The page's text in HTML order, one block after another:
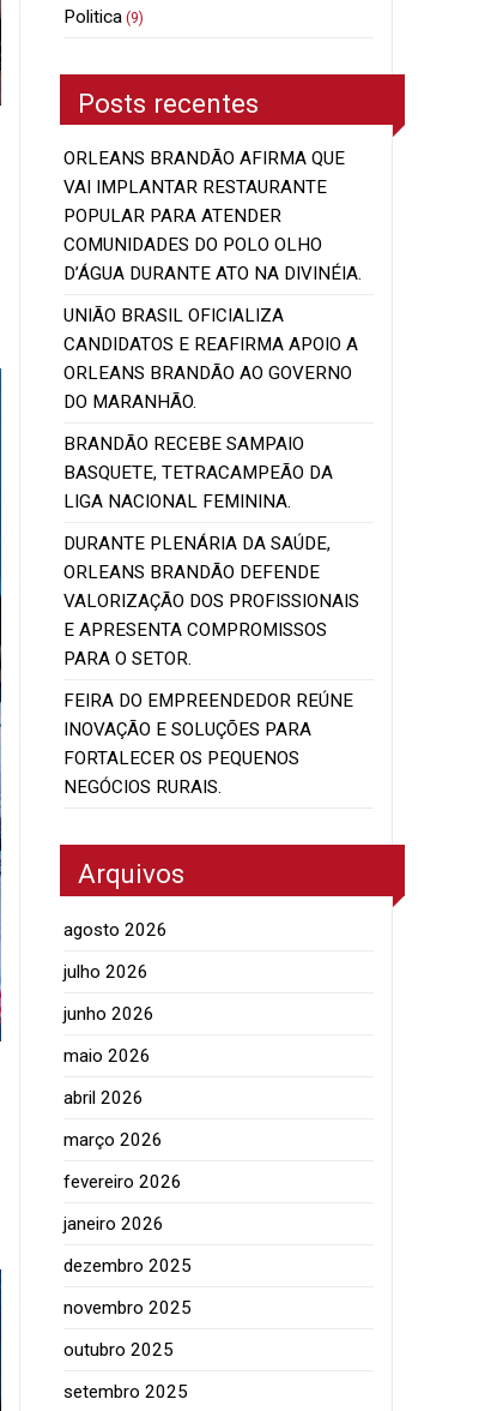
Politica (9)
Posts recentes
ORLEANS BRANDÃO AFIRMA QUE
VAI IMPLANTAR RESTAURANTE
POPULAR PARA ATENDER
COMUNIDADES DO POLO OLHO
D’ÁGUA DURANTE ATO NA DIVINÉIA.
UNIÃO BRASIL OFICIALIZA
CANDIDATOS E REAFIRMA APOIO A
ORLEANS BRANDÃO AO GOVERNO
DO MARANHÃO.
BRANDÃO RECEBE SAMPAIO
BASQUETE, TETRACAMPEÃO DA
LIGA NACIONAL FEMININA.
DURANTE PLENÁRIA DA SAÚDE,
ORLEANS BRANDÃO DEFENDE
VALORIZAÇÃO DOS PROFISSIONAIS
E APRESENTA COMPROMISSOS
PARA O SETOR.
FEIRA DO EMPREENDEDOR REÚNE
INOVAÇÃO E SOLUÇÕES PARA
FORTALECER OS PEQUENOS
NEGÓCIOS RURAIS.
Arquivos
agosto 2026
julho 2026
junho 2026
maio 2026
abril 2026
março 2026
fevereiro 2026
janeiro 2026
dezembro 2025
novembro 2025
outubro 2025
setembro 2025